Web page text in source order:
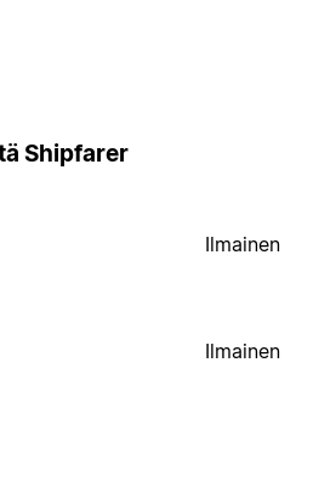
Shipfarer
Ilmainen
Ilmainen